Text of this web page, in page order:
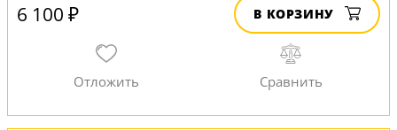
6 100 ₽ В КОРЗИНУ